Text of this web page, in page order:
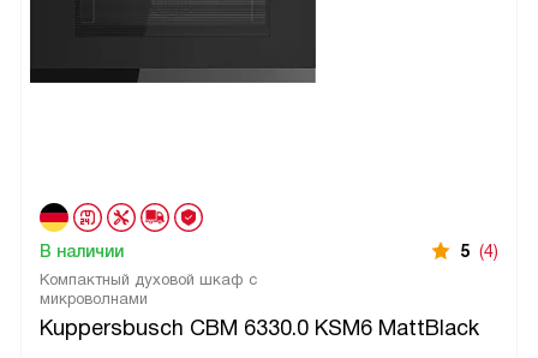
Компактный духовой шкаф с
микроволнами
Kuppersbusch CBM 6330.0 KSM6 MattBlack
В наличии 5 (4)